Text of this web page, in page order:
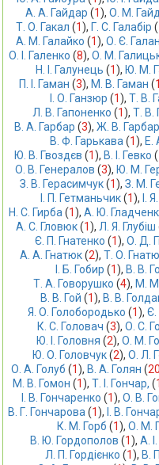
А. А. Гайдар (1), О. М.
Т. О. Гакал (1), Г. С. Галабір (
А. М. Галайко (1), О. Є. Галан
О. І. Галенко (8), О. М.
Н. І. Галунець (1), Ю. М.
П. І. Гаман (3), М. В. Гаман (1
І. О. Ганзюр (1), Т. В.
Л. В. Гапоненко (1), Т. В.
В. А. Гарбар (3), Ж. В. Гарбар
В. Ф. Гарькава (1), Е.
Ю. В. Гвоздєв (1), В. І. Гевко (
О. В. Генералов (3), Ю. М.
З. В. Герасимчук (1), З. М.
І. П. Гетманьчик (1), І.
Н. С. Гирба (1), А. Ю.
А. С. Гловюк (1), Л. Я. Глубіш
Є. П. Гнатенко (1), О. Д.
А. А. Гнатюк (2), Т. О.
І. Б. Гобир (1), В. В.
Т. А. Говорушко (4), М.
В. В. Гой (1), В. В.
Я. О. Голобородько (1), Є.
К. С. Головач (3), О. С.
Ю. І. Головня (2), О. М.
Ю. О. Головчук (2), О. Л.
О. А. Голуб (1), В. А. Голян (20
М. В. Гомон (1), Т. І. Гончар, (1
І. В. Гончаренко (1), О. В.
В. Г. Гончарова (1), І. В.
К. М. Горб (1), О. М.
В. Ю. Гордополов (1), А.
Л. П. Гордієнко (1), В.